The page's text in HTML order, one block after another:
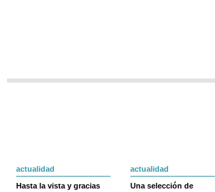
actualidad
Hasta la vista y gracias
actualidad
Una selección de